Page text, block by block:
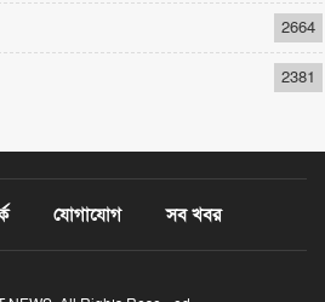
2664
2381
যোগাযোগ সব খবর